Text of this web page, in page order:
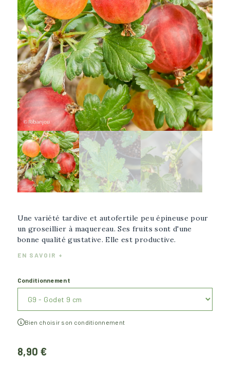
Afficher l'image plus grande
Une variété tardive et autofertile peu épineuse pour
un groseillier à maquereau. Ses fruits sont d'une
bonne qualité gustative. Elle est productive.
EN SAVOIR +
Conditionnement
Bien choisir son conditionnement
8,90 €